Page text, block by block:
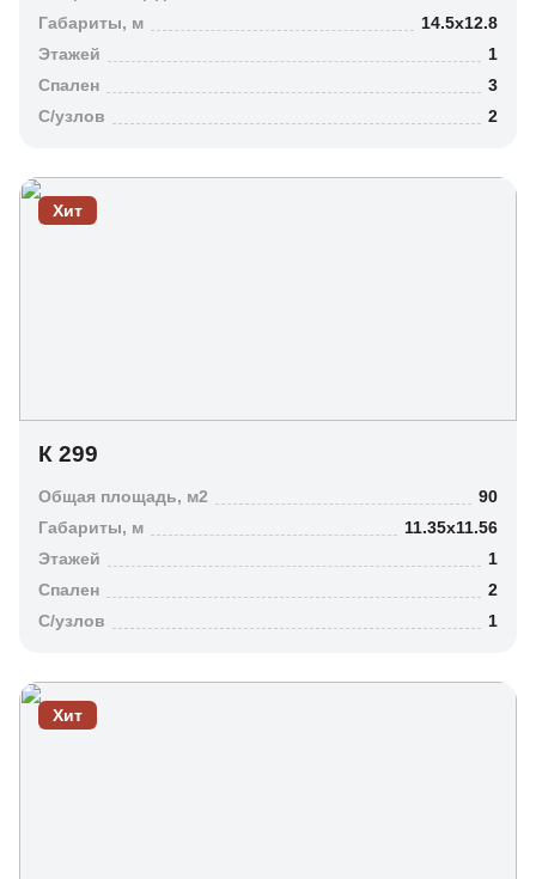
Габариты, м
Габариты, м
Длина, м
Габариты, м
14.5х12.8
Этажей
1
Спален
3
C/узлов
2
Хит
К 299
Общая площадь, м2
90
Габариты, м
11.35х11.56
Этажей
1
Спален
2
C/узлов
1
Хит